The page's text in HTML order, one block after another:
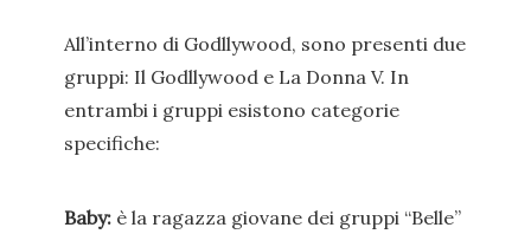
All’interno di Godllywood, sono presenti due
gruppi: Il Godllywood e La Donna V. In
entrambi i gruppi esistono categorie
specifiche:
Baby: è la ragazza giovane dei gruppi “Belle”